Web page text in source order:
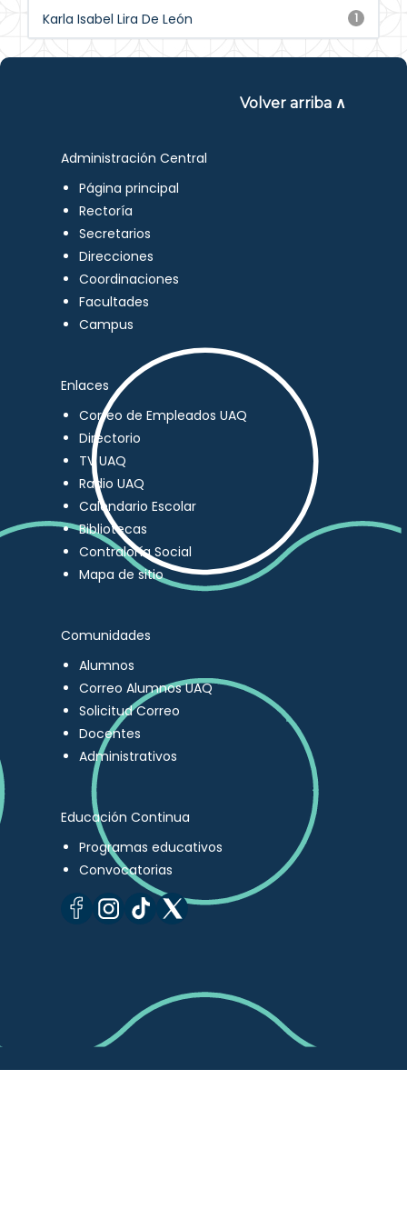
1
Karla Isabel Lira De León
Volver arriba ∧
Administración Central
Página principal
Rectoría
Secretarios
Direcciones
Coordinaciones
Facultades
Campus
Enlaces
Correo de Empleados UAQ
Directorio
TV UAQ
Radio UAQ
Calendario Escolar
Bibliotecas
Contraloría Social
Mapa de sitio
Comunidades
Alumnos
Correo Alumnos UAQ
Solicitud Correo
Docentes
Administrativos
Educación Continua
Programas educativos
Convocatorias